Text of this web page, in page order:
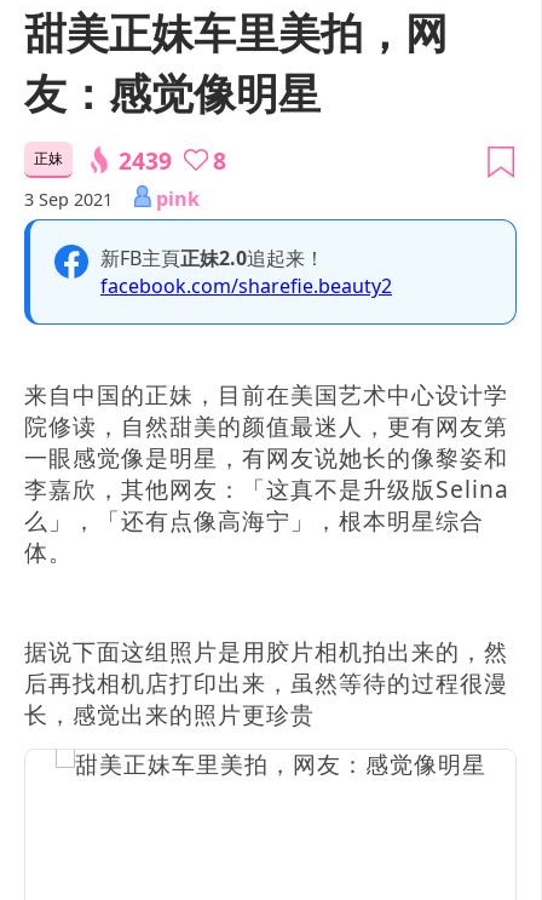
甜美正妹车里美拍，网
友：感觉像明星
正妹 2439 8
3 Sep 2021 pink
新FB主頁正妹2.0追起来！
facebook.com/sharefie.beauty2
来自中国的正妹，目前在美国艺术中心设计学
院修读，自然甜美的颜值最迷人，更有网友第
一眼感觉像是明星，有网友说她长的像黎姿和
李嘉欣，其他网友：「这真不是升级版Selina
么」，「还有点像高海宁」，根本明星综合
体。
据说下面这组照片是用胶片相机拍出来的，然
后再找相机店打印出来，虽然等待的过程很漫
长，感觉出来的照片更珍贵